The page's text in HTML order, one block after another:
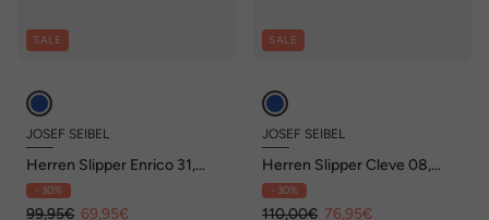
SALE
JOSEF SEIBEL
Herren Slipper Enrico 31,
indigo
- 30%
99,95€ 69,95€
SALE
JOSEF SEIBEL
Herren Slipper Cleve 08,
ocean
- 30%
110,00€ 76,95€